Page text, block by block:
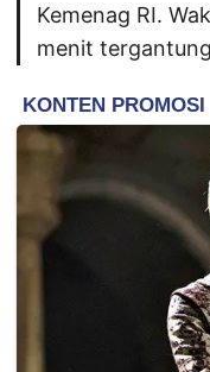
Kemenag RI.
menit